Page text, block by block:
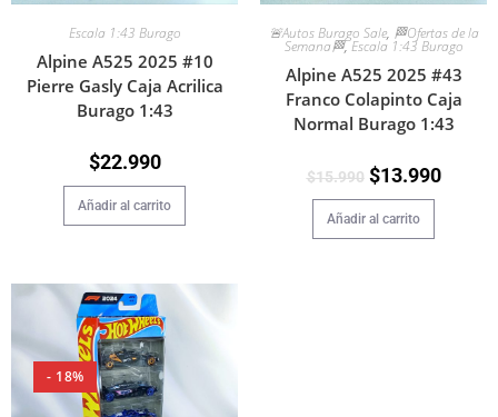
Escala 1:43 Burago
Alpine A525 2025 #10
Pierre Gasly Caja Acrilica
Burago 1:43
$22.990
Añadir al carrito
🚨Autos Burago Sale, 🏁Ofertas de la
Semana🏁,Escala 1:43 Burago
Alpine A525 2025 #43
Franco Colapinto Caja
Normal Burago 1:43
$15.990 $13.990
Añadir al carrito
- 18%